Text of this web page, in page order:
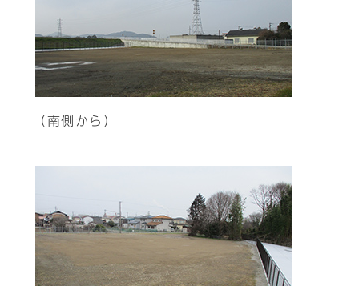
（南側から）